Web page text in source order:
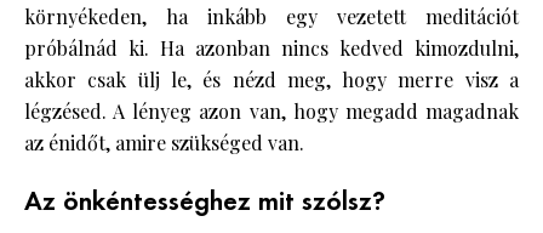
környékeden, ha inkább egy vezetett meditációt
próbálnád ki. Ha azonban nincs kedved kimozdulni,
akkor csak ülj le, és nézd meg, hogy merre visz a
légzésed. A lényeg azon van, hogy megadd magadnak
az énidőt, amire szükséged van.
Az önkéntességhez mit szólsz?